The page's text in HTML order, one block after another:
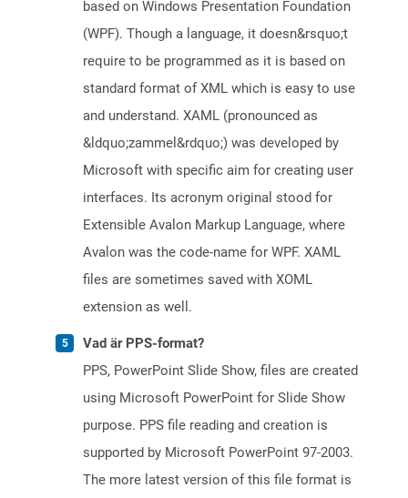
based on Windows Presentation Foundation
(WPF). Though a language, it doesn&rsquo;t
require to be programmed as it is based on
standard format of XML which is easy to use
and understand. XAML (pronounced as
&ldquo;zammel&rdquo;) was developed by
Microsoft with specific aim for creating user
interfaces. Its acronym original stood for
Extensible Avalon Markup Language, where
Avalon was the code-name for WPF. XAML
files are sometimes saved with XOML
extension as well.
Vad är PPS-format?
PPS, PowerPoint Slide Show, files are created
using Microsoft PowerPoint for Slide Show
purpose. PPS file reading and creation is
supported by Microsoft PowerPoint 97-2003.
The more latest version of this file format is